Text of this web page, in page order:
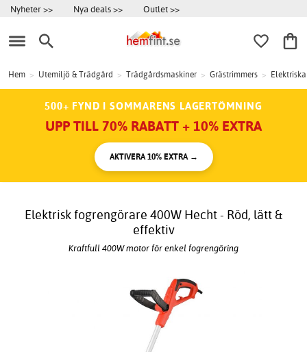
Nyheter >> Nya deals >> Outlet >>
Hem > Utemiljö & Trädgård > Trädgårdsmaskiner > Grästrimmers >
500+ FYND I SOMMARENS LAGERTÖMNING
UPP TILL 70% RABATT + 10% EXTRA
AKTIVERA 10% EXTRA →
Elektrisk fogrengörare 400W Hecht - Röd, lätt &
effektiv
Kraftfull 400W motor för enkel fogrengöring